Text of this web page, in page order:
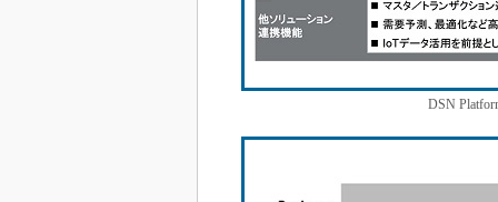
DSN